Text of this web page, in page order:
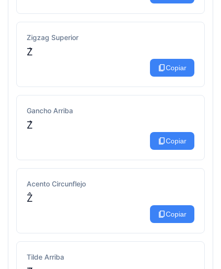
Zigzag Superior
Z͛
content_copyCopiar
Gancho Arriba
Z̉
content_copyCopiar
Acento Circunflejo
Ẑ
content_copyCopiar
Tilde Arriba